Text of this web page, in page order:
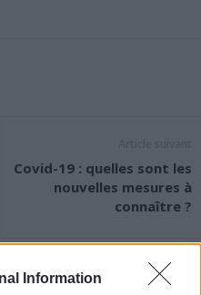
Information
Covid-19 : quelles sont les
nouvelles mesures à
connaître ?